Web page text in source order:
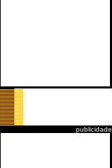
publicidade